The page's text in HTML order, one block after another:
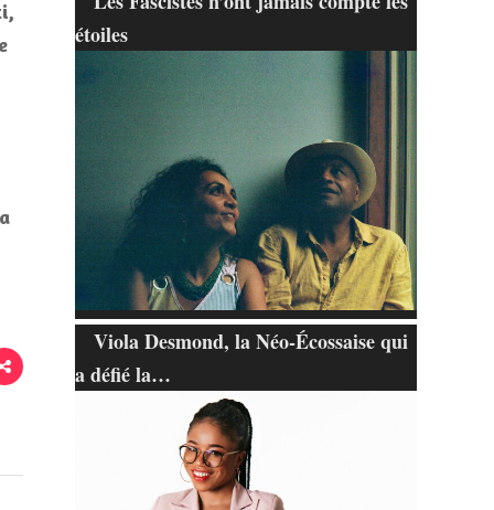
étoiles
Viola Desmond, la Néo-Écossaise qui
a défié la…